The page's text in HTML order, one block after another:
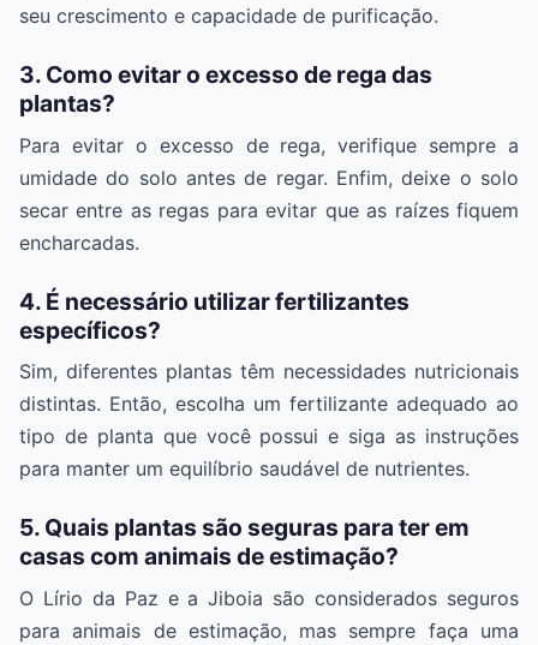
seu crescimento e capacidade de purificação.
3. Como evitar o excesso de rega das
plantas?
Para evitar o excesso de rega, verifique sempre a
umidade do solo antes de regar. Enfim, deixe o solo
secar entre as regas para evitar que as raízes fiquem
encharcadas.
4. É necessário utilizar fertilizantes
específicos?
Sim, diferentes plantas têm necessidades nutricionais
distintas. Então, escolha um fertilizante adequado ao
tipo de planta que você possui e siga as instruções
para manter um equilíbrio saudável de nutrientes.
5. Quais plantas são seguras para ter em
casas com animais de estimação?
O Lírio da Paz e a Jiboia são considerados seguros
para animais de estimação, mas sempre faça uma